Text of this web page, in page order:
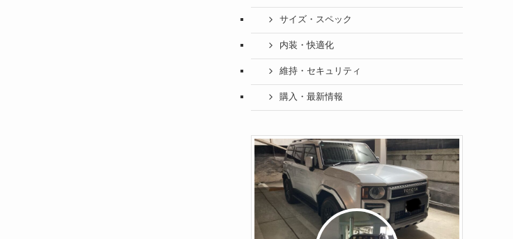
サイズ・スペック
内装・快適化
維持・セキュリティ
購入・最新情報